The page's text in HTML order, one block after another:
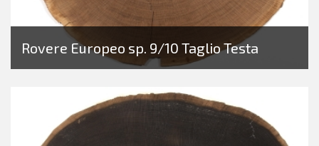
Rovere Europeo sp. 9/10 Taglio Testa